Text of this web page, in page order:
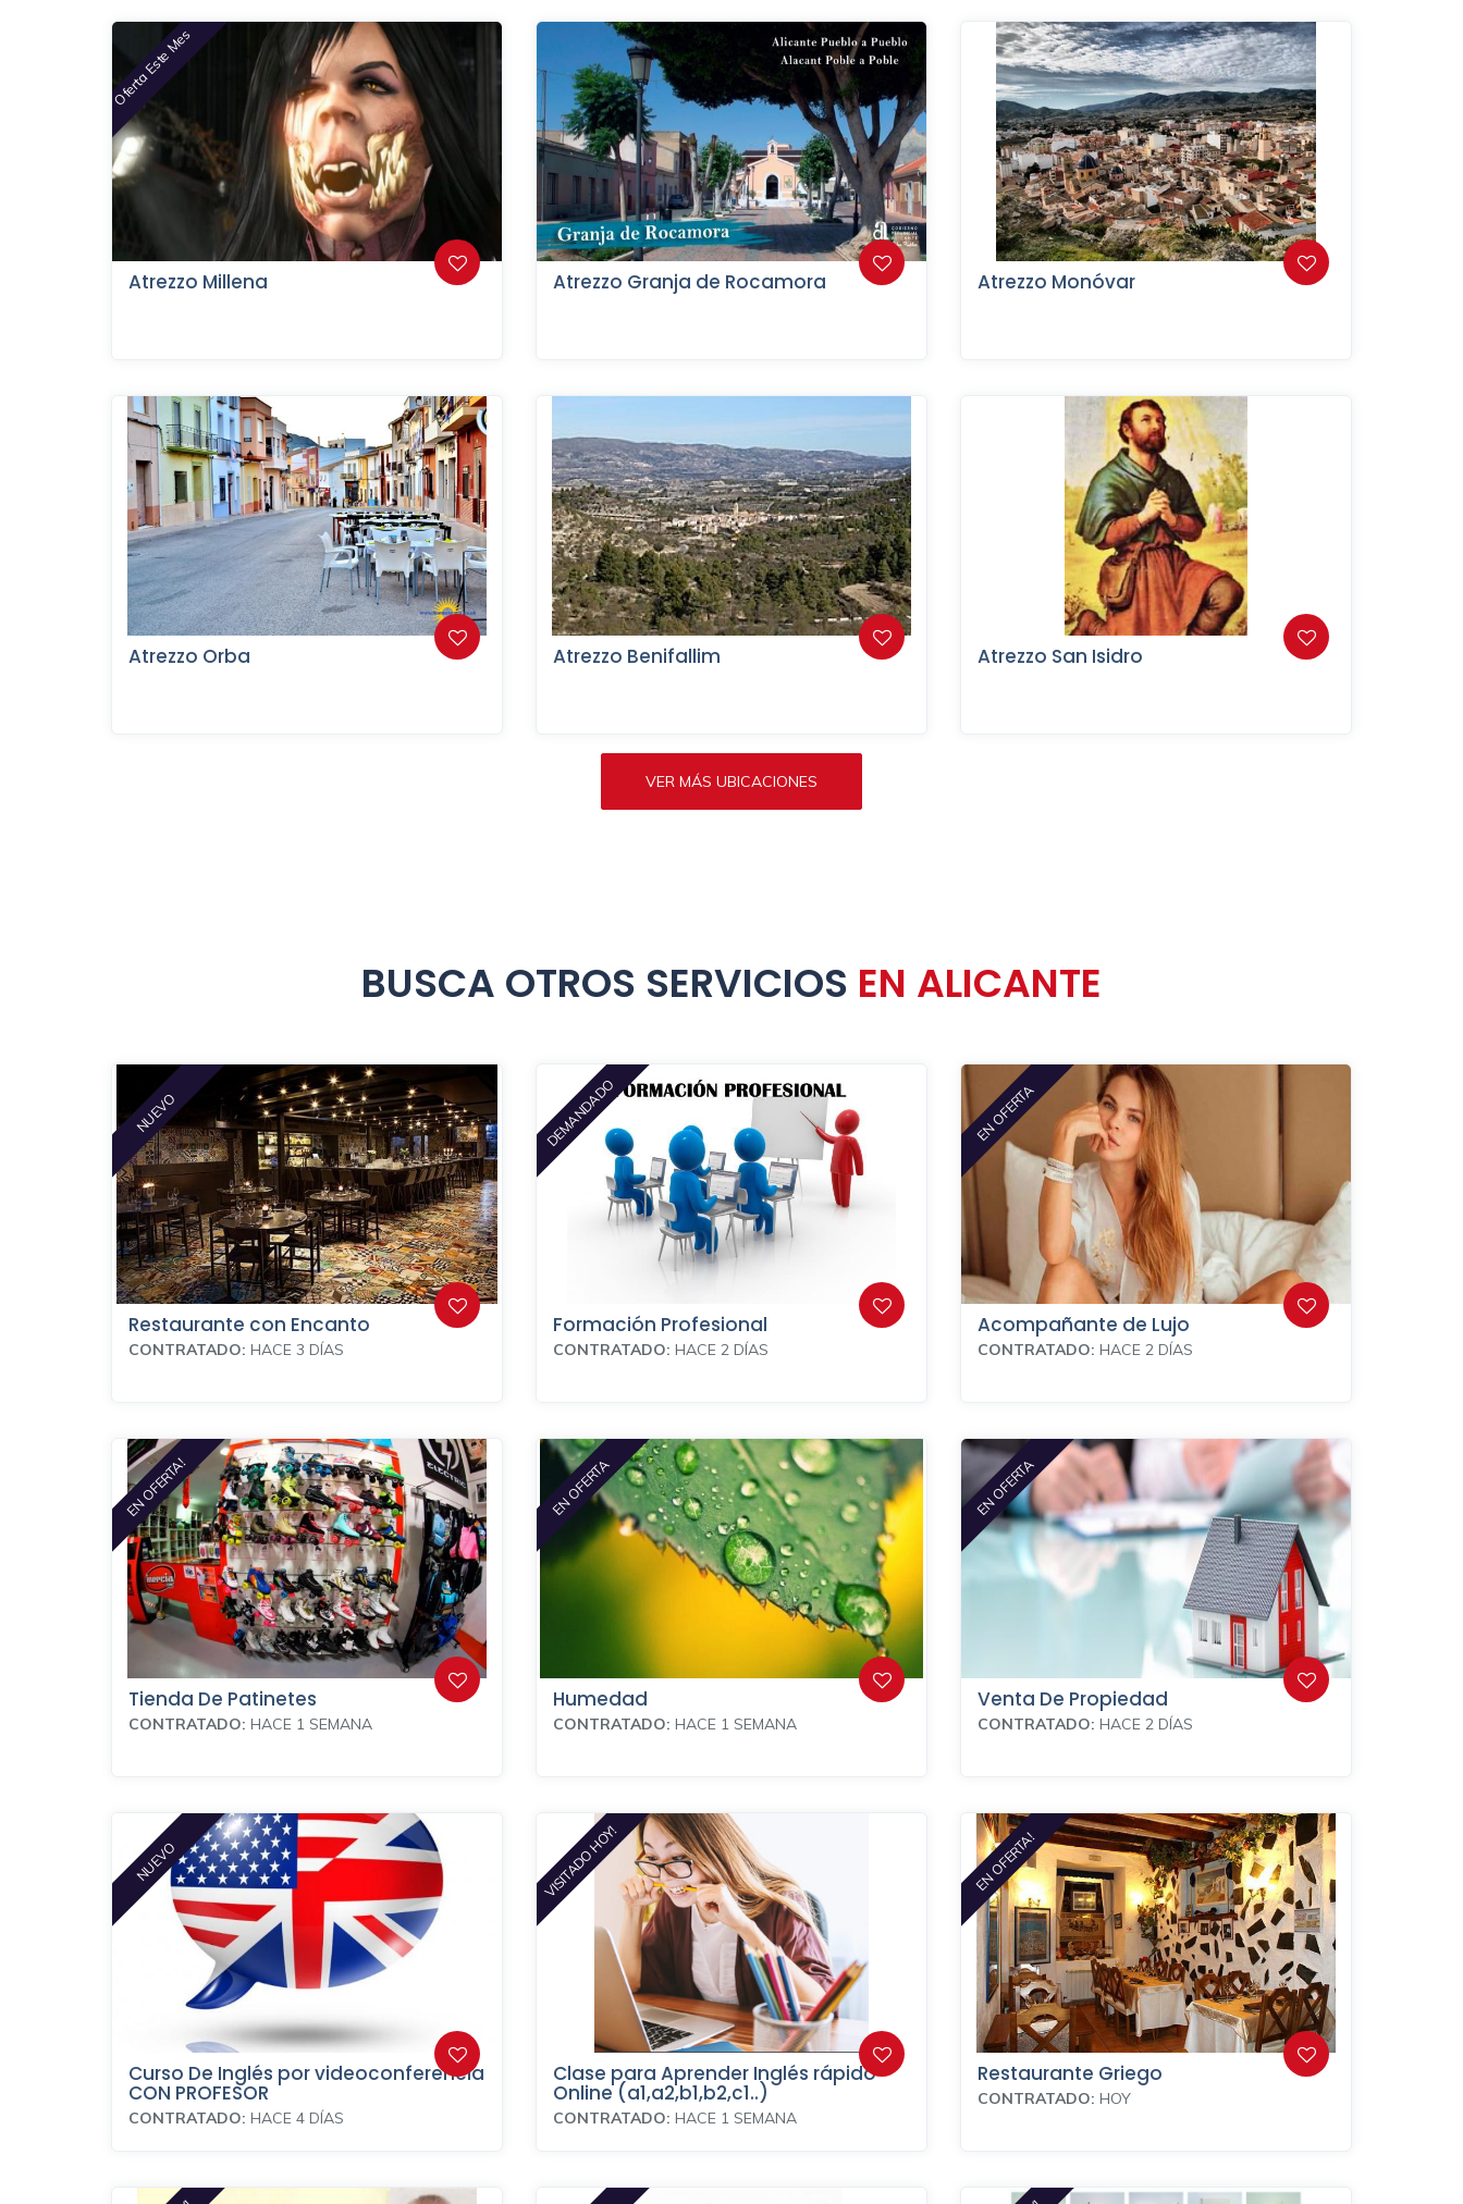
Oferta Este Mes
Atrezzo Millena Atrezzo Granja de Rocamora Atrezzo Monóvar
Atrezzo Orba Atrezzo Benifallim Atrezzo San Isidro
VER MÁS UBICACIONES
BUSCA OTROS SERVICIOS EN ALICANTE
NUEVO
Restaurante con Encanto
CONTRATADO: HACE 3 DÍAS
DEMANDADO
Formación Profesional
CONTRATADO: HACE 2 DÍAS
EN OFERTA
Acompañante de Lujo
CONTRATADO: HACE 2 DÍAS
EN OFERTA!
Tienda De Patinetes
CONTRATADO: HACE 1 SEMANA
EN OFERTA
Humedad
CONTRATADO: HACE 1 SEMANA
EN OFERTA
Venta De Propiedad
CONTRATADO: HACE 2 DÍAS
NUEVO
Curso De Inglés por videoconferencia
CON PROFESOR
CONTRATADO: HACE 4 DÍAS
VISITADO HOY!
Clase para Aprender Inglés rápido
Online (a1,a2,b1,b2,c1..)
CONTRATADO: HACE 1 SEMANA
EN OFERTA!
Restaurante Griego
CONTRATADO: HOY